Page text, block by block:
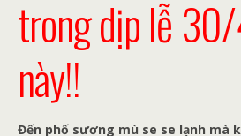
trong dịp lễ
này!!
Đến phố sương mù se se lạnh mà